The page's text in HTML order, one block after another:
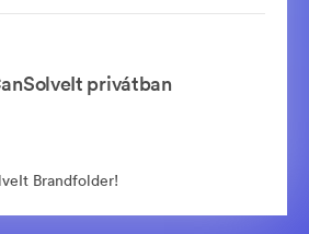
privátban
Brandfolder!